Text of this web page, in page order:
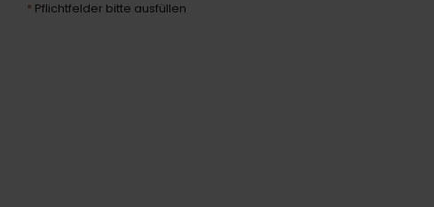
* Pflichtfelder bitte ausfüllen